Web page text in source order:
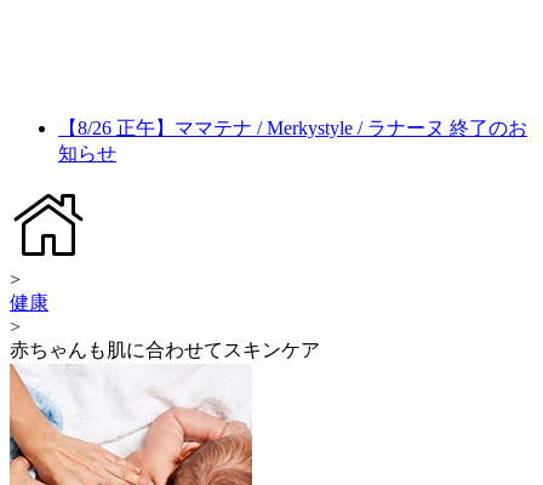
【8/26 正午】ママテナ / Merkystyle / ラナーヌ 終了のお
知らせ
>
健康
>
赤ちゃんも肌に合わせてスキンケア